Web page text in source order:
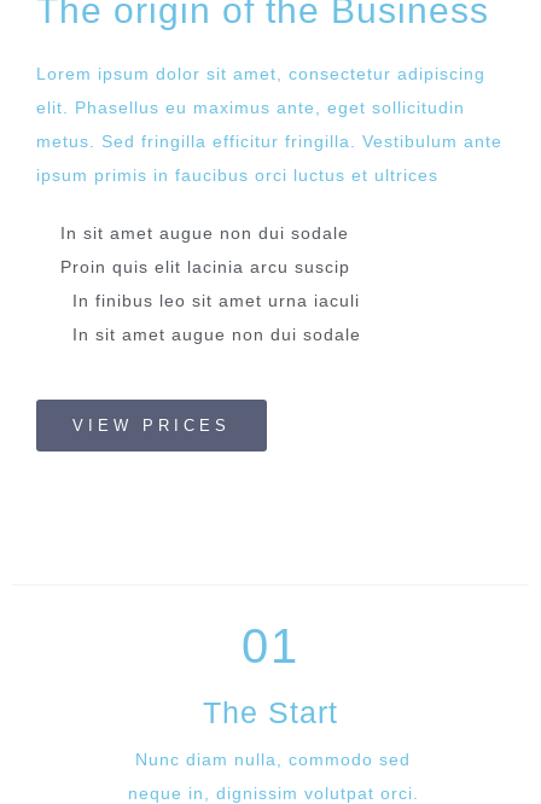
The origin of the Business
Lorem ipsum dolor sit amet, consectetur adipiscing
elit. Phasellus eu maximus ante, eget sollicitudin
metus. Sed fringilla efficitur fringilla. Vestibulum ante
ipsum primis in faucibus orci luctus et ultrices​
In sit amet augue non dui sodale
Proin quis elit lacinia arcu suscip
In finibus leo sit amet urna iaculi
In sit amet augue non dui sodale
VIEW PRICES
01
The Start
Nunc diam nulla, commodo sed
neque in, dignissim volutpat orci.